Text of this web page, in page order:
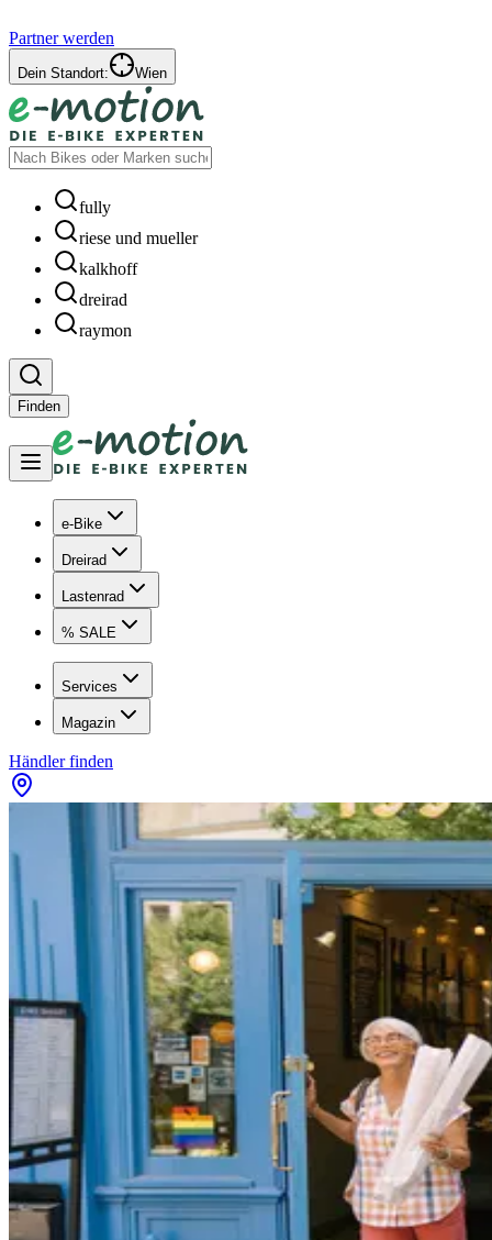
Partner werden
Dein Standort: Wien
fully
riese und mueller
kalkhoff
dreirad
raymon
Finden
e-Bike
Dreirad
Lastenrad
% SALE
Services
Magazin
Händler finden